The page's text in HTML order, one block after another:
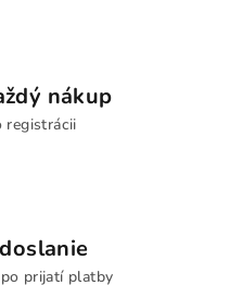
nákup
registrácii
prijatí platby